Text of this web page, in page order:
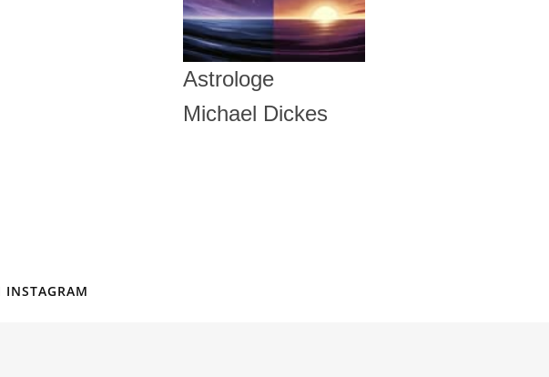
Astrologe
Michael Dickes
INSTAGRAM